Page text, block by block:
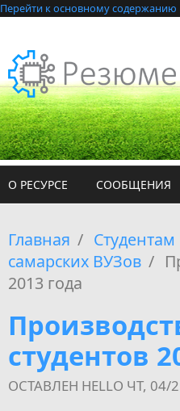
Перейти к основному содержанию
О РЕСУРСЕ СООБЩЕНИЯ
Главная / Студентам
самарских ВУЗов /
2013 года
студентов
ОСТАВЛЕН HELLO ЧТ, 04/